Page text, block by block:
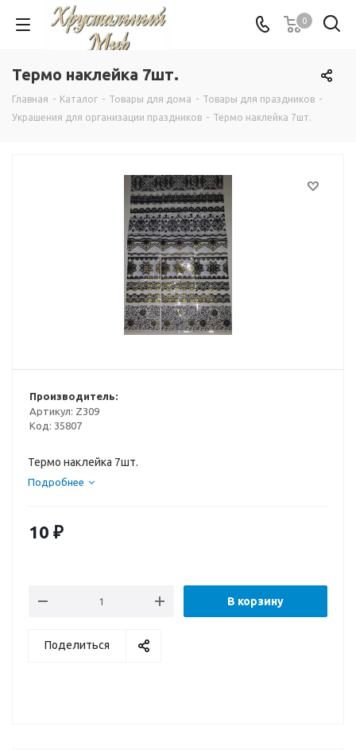
0
Термо наклейка 7шт.
Главная - Каталог - Товары для дома - Товары для праздников -
Украшения для организации праздников - Термо наклейка 7шт.
Производитель:
Артикул: Z309
Код: 35807
Термо наклейка 7шт.
Подробнее
10 ₽
В корзину
Поделиться